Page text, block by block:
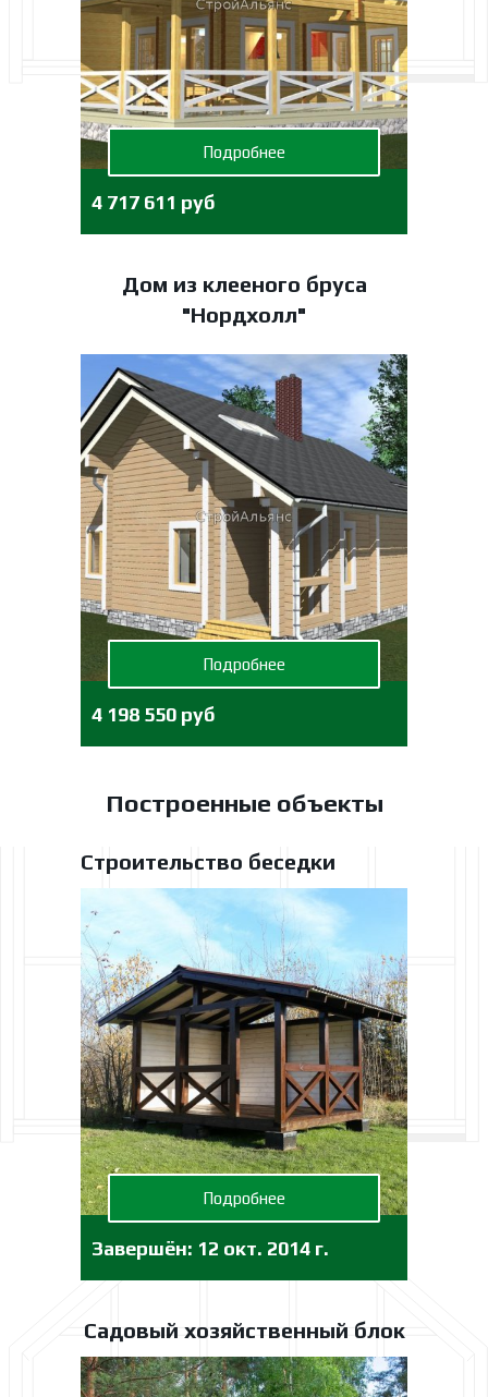
4 717 611 руб
Подробнее
Дом из клееного бруса
"Нордхолл"
4 198 550 руб
Подробнее
Построенные объекты
Садовый хозяйственный блок
Строительство беседки
Завершён: 12 окт. 2014 г.
Подробнее